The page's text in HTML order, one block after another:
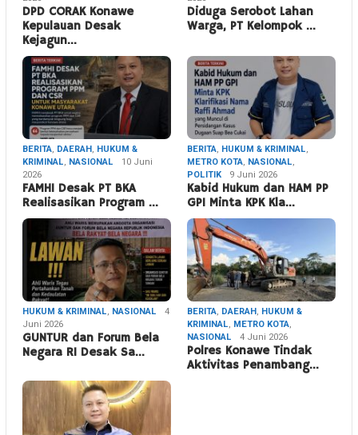
DPD CORAK Konawe
Kepulauan Desak
Kejagun…
Diduga Serobot Lahan
Warga, PT Kelompok …
BERITA, DAERAH, HUKUM &
KRIMINAL, NASIONAL
10 Juni
2026
FAMHI Desak PT BKA
Realisasikan Program …
BERITA, HUKUM & KRIMINAL,
METRO KOTA, NASIONAL,
POLITIK
9 Juni 2026
Kabid Hukum dan HAM PP
GPI Minta KPK Kla…
HUKUM & KRIMINAL, NASIONAL
4
Juni 2026
GUNTUR dan Forum Bela
Negara RI Desak Sa…
BERITA, DAERAH, HUKUM &
KRIMINAL, METRO KOTA,
NASIONAL
4 Juni 2026
Polres Konawe Tindak
Aktivitas Penambang…